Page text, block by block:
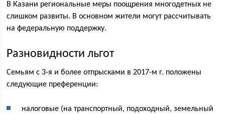
В Казани региональные меры поощрения многодетных не
слишком развиты. В основном жители могут рассчитывать
на федеральную поддержку.
Разновидности льгот
Семьям с 3-я и более отпрысками в 2017-м г. положены
следующие преференции:
налоговые (на транспортный, подоходный, земельный